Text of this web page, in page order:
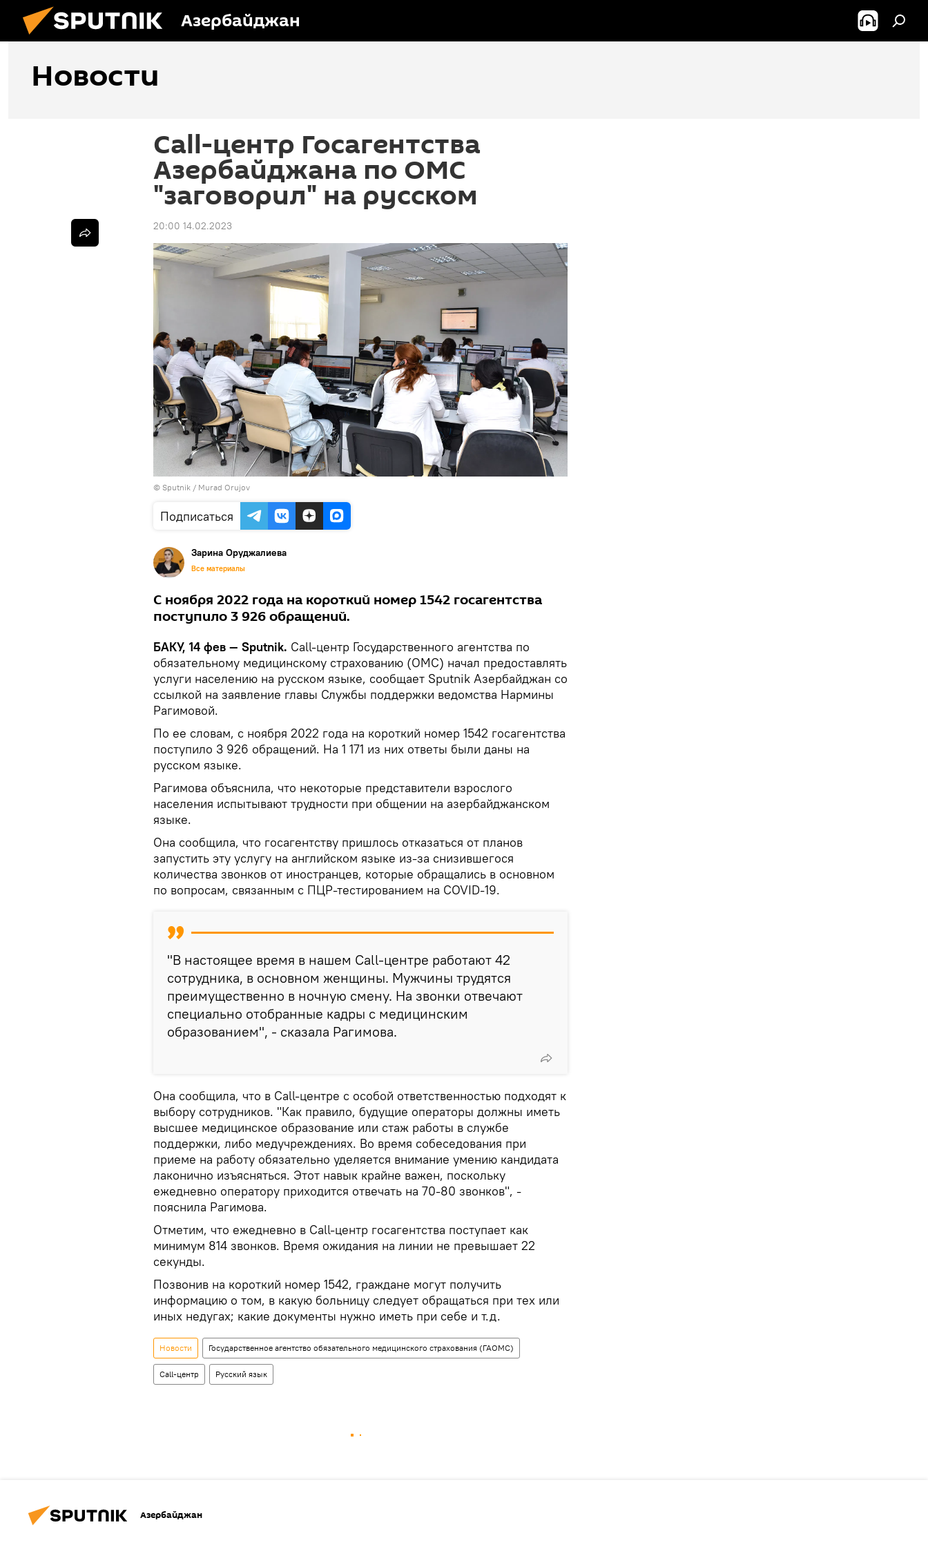
Азербайджан
Новости
Call-центр Госагентства
Азербайджана по ОМС
"заговорил" на русском
20:00 14.02.2023
© Sputnik / Murad Orujov
Подписаться
Зарина Оруджалиева
Все материалы
С ноября 2022 года на короткий номер 1542 госагентства
поступило 3 926 обращений.
БАКУ, 14 фев — Sputnik. Call-центр Государственного агентства по
обязательному медицинскому страхованию (ОМС) начал предоставлять
услуги населению на русском языке, сообщает Sputnik Азербайджан со
ссылкой на заявление главы Службы поддержки ведомства Нармины
Рагимовой.
По ее словам, с ноября 2022 года на короткий номер 1542 госагентства
поступило 3 926 обращений. На 1 171 из них ответы были даны на
русском языке.
Рагимова объяснила, что некоторые представители взрослого
населения испытывают трудности при общении на азербайджанском
языке.
Она сообщила, что госагентству пришлось отказаться от планов
запустить эту услугу на английском языке из-за снизившегося
количества звонков от иностранцев, которые обращались в основном
по вопросам, связанным с ПЦР-тестированием на COVID-19.
"В настоящее время в нашем Call-центре работают 42
сотрудника, в основном женщины. Мужчины трудятся
преимущественно в ночную смену. На звонки отвечают
специально отобранные кадры с медицинским
образованием", - сказала Рагимова.
Она сообщила, что в Call-центре с особой ответственностью подходят к
выбору сотрудников. "Как правило, будущие операторы должны иметь
высшее медицинское образование или стаж работы в службе
поддержки, либо медучреждениях. Во время собеседования при
приеме на работу обязательно уделяется внимание умению кандидата
лаконично изъясняться. Этот навык крайне важен, поскольку
ежедневно оператору приходится отвечать на 70-80 звонков", -
пояснила Рагимова.
Отметим, что ежедневно в Call-центр госагентства поступает как
минимум 814 звонков. Время ожидания на линии не превышает 22
секунды.
Позвонив на короткий номер 1542, граждане могут получить
информацию о том, в какую больницу следует обращаться при тех или
иных недугах; какие документы нужно иметь при себе и т.д.
Новости Государственное агентство обязательного медицинского страхования (ГАОМС)
Call-центр Русский язык
Азербайджан